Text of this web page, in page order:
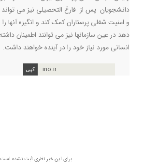
دانشجویان پس از فارغ التحصیلی نیز می تواند
و امنیت شغلی پرستاران کمک کند و انگیزه آنها
دهد در عین سازمانها نیز می توانند اطمینان
انسانی مورد نیاز خود را در آینده خواهند داشت.
ino.ir
برای این خبر نظری ثبت نشده است